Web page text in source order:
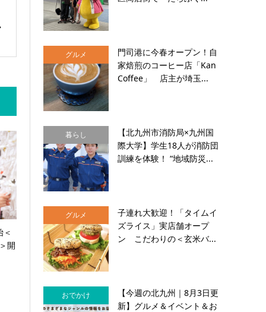
＜
開
グルメ
門司港に今春オープン！自
家焙煎のコーヒー店「Kan
Coffee」 店主が埼玉...
暮らし
【北九州市消防局×九州国
際大学】学生18人が消防団
訓練を体験！ “地域防災...
グルメ
子連れ大歓迎！「タイムイ
ズライス」実店舗オープ
ン こだわりの＜玄米バ...
おでかけ
【今週の北九州｜8月3日更
新】グルメ＆イベント＆お